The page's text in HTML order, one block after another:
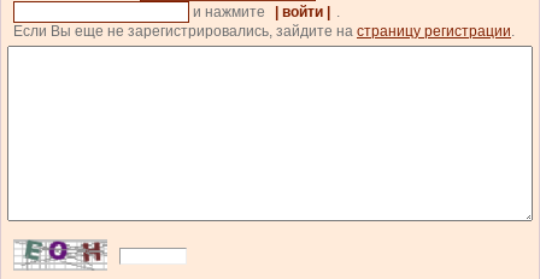
и нажмите
| войти | .
Если Вы еще не зарегистрировались, зайдите на страницу регистрации.